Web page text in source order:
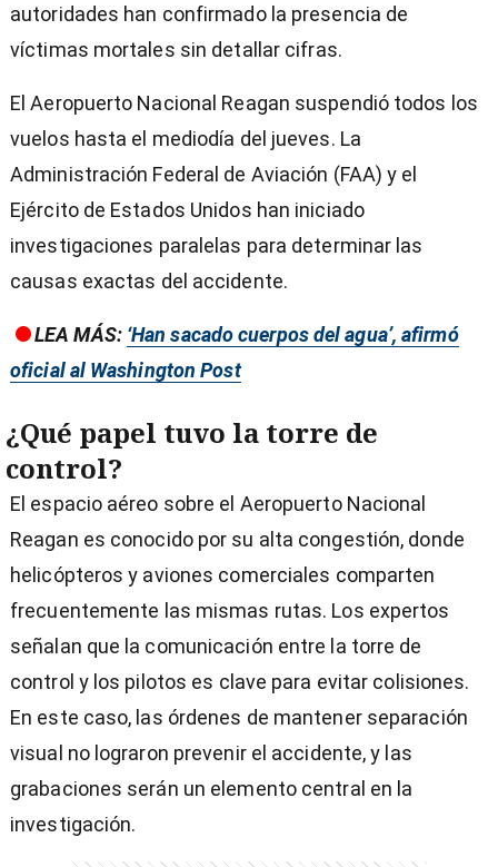
autoridades han confirmado la presencia de
víctimas mortales sin detallar cifras.
El Aeropuerto Nacional Reagan suspendió todos los
vuelos hasta el mediodía del jueves. La
Administración Federal de Aviación (FAA) y el
Ejército de Estados Unidos han iniciado
investigaciones paralelas para determinar las
causas exactas del accidente.
LEA MÁS: ‘Han sacado cuerpos del agua’, afirmó
oficial al Washington Post
¿Qué papel tuvo la torre de
control?
El espacio aéreo sobre el Aeropuerto Nacional
Reagan es conocido por su alta congestión, donde
helicópteros y aviones comerciales comparten
frecuentemente las mismas rutas. Los expertos
señalan que la comunicación entre la torre de
control y los pilotos es clave para evitar colisiones.
En este caso, las órdenes de mantener separación
visual no lograron prevenir el accidente, y las
grabaciones serán un elemento central en la
investigación.